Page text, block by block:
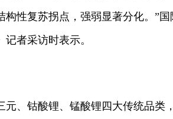
构性复苏拐点，强弱显著分化。”
者采访时表示。
、钴酸锂、锰酸锂四大传统品类